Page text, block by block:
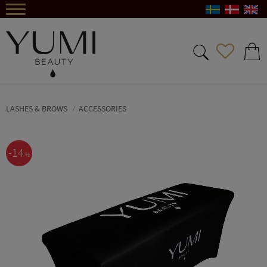
LASHES & BROWS ACCESSORIES
14 %